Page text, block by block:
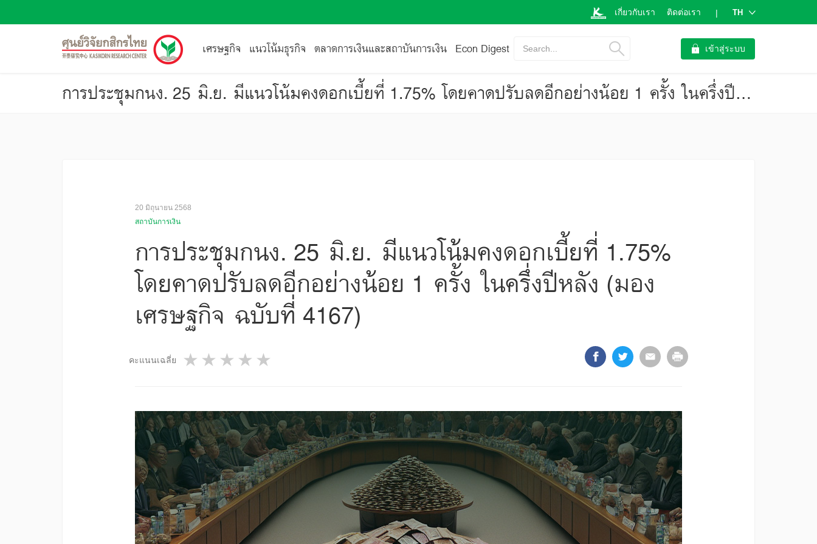
เกี่ยวกับเรา ติดต่อเรา | TH
เศรษฐกิจ แนวโน้มธุรกิจ ตลาดการเงินและสถาบันการเงิน Econ Digest Search... เข้าสู่ระบบ
การประชุมกนง. 25 มิ.ย. มีแนวโน้มคงดอกเบี้ยที่ 1.75% โดยคาดปรับลดอีกอย่างน้อย 1 ครั้ง ในครึ่งปีหลัง (มองเศรษฐกิจ ฉบับที่ 4167)
20 มิถุนายน 2568
สถาบันการเงิน
การประชุมกนง. 25 มิ.ย. มีแนวโน้มคงดอกเบี้ยที่ 1.75%
โดยคาดปรับลดอีกอย่างน้อย 1 ครั้ง ในครึ่งปีหลัง (มอง
เศรษฐกิจ ฉบับที่ 4167)
คะแนนเฉลี่ย 4 stars
3 stars
2 stars
1 star